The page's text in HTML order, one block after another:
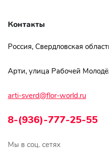
Контакты
Россия, Свердловская
Арти, улица Рабочей
arti-sverd@flor-world.ru
8-(936)-777-25-55
Мы в соц. сетях